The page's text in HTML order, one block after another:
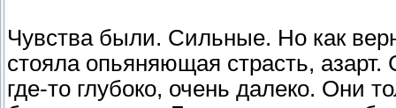
Чувства были. Сильные. Но как
стояла опьяняющая страсть,
где-то глубоко, очень далеко. Они